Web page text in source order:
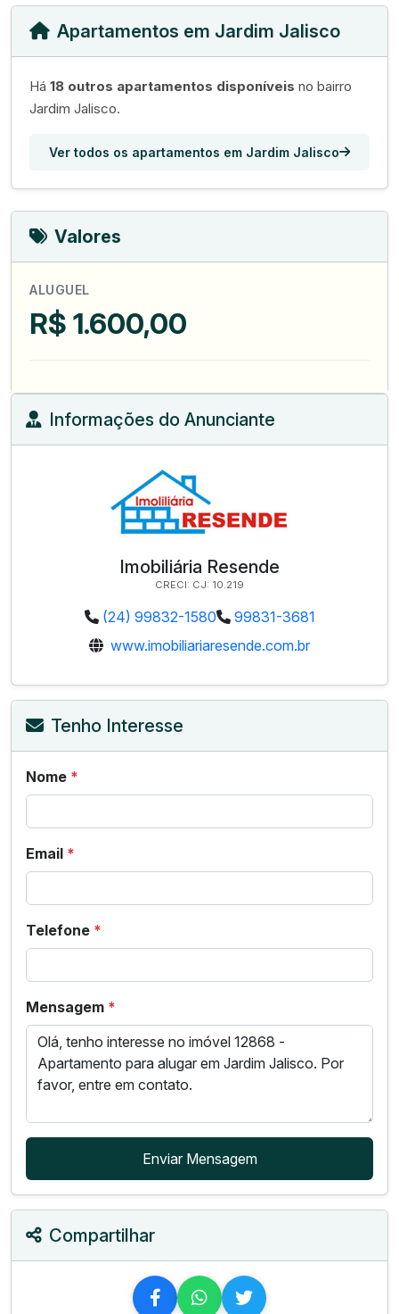
Apartamentos em Jardim Jalisco
Há 18 outros apartamentos disponíveis no bairro
Jardim Jalisco.
Ver todos os apartamentos em Jardim Jalisco
Valores
ALUGUEL
R$ 1.600,00
Informações do Anunciante
Imobiliária Resende
CRECI: CJ: 10.219
(24) 99832-1580
99831-3681
www.imobiliariaresende.com.br
Tenho Interesse
Nome *
Email *
Telefone *
Mensagem *
Enviar Mensagem
Compartilhar